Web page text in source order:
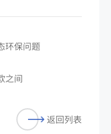
环保问题
之间
返回列表